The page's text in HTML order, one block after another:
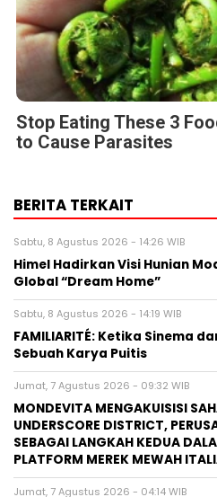
Stop Eating These 3
to Cause Parasites
BERITA TERKAIT
Sabtu, 8 Agustus 2026 - 14:26 WIB
Himel Hadirkan Visi Hunian
Global “Dream Home”
Sabtu, 8 Agustus 2026 - 14:19 WIB
FAMILIARITÉ: Ketika Sinema
Sebuah Karya Puitis
Jumat, 7 Agustus 2026 - 09:32 WIB
MONDEVITA MENGAKUISISI
UNDERSCORE DISTRICT,
SEBAGAI LANGKAH KEDUA
PLATFORM MEREK MEWAH
Jumat, 7 Agustus 2026 - 04:14 WIB